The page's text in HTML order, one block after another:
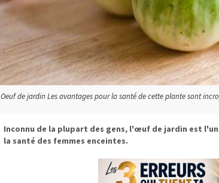
Oeuf de jardin Les avantages pour la santé de cette plante sont
Inconnu de la plupart des gens, l'œuf de jardin est
la santé des femmes enceintes.